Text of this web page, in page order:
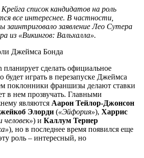
список кандидатов на роль
все интереснее. В частности,
заинтриговало заявление Лео Сутера
из «Викингов: Вальхалла».
сделать официальное
будет играть в перезапуске Джеймса
поклонники франшизы делают ставки
в нем прозвучать. Главными
являются Аарон Тейлор-Джонсон
Элорди («Эйфория»), Харрис
человек») и Каллум Тернер
), но в последнее время появился еще
роль – интересный, но